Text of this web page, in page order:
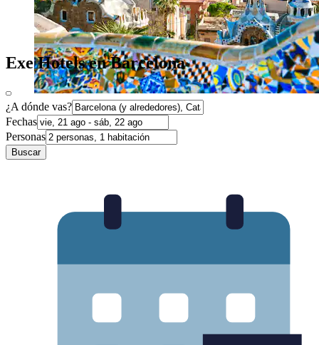
Exe Hotels en Barcelona
¿A dónde vas?
Fechas
Personas
Buscar